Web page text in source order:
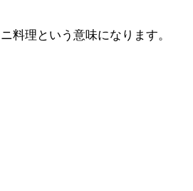
料理という意味になります。